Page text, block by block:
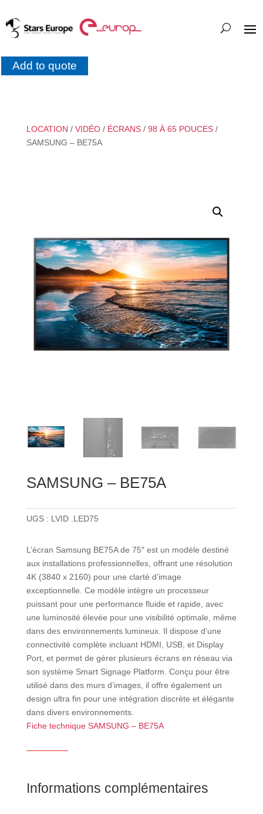
Add to quote
LOCATION / VIDÉO/ ÉCRANS/ 98 À 65 POUCES/
SAMSUNG – BE75A
SAMSUNG – BE75A
UGS : LVID .LED75
L’écran Samsung BE75A de 75″ est un modèle destiné
aux installations professionnelles, offrant une résolution
4K (3840 x 2160) pour une clarté d’image
exceptionnelle. Ce modèle intègre un processeur
puissant pour une performance fluide et rapide, avec
une luminosité élevée pour une visibilité optimale, même
dans des environnements lumineux. Il dispose d’une
connectivité complète incluant HDMI, USB, et Display
Port, et permet de gérer plusieurs écrans en réseau via
son système Smart Signage Platform. Conçu pour être
utilisé dans des murs d’images, il offre également un
design ultra fin pour une intégration discrète et élégante
dans divers environnements.
Fiche technique SAMSUNG – BE75A
Informations complémentaires